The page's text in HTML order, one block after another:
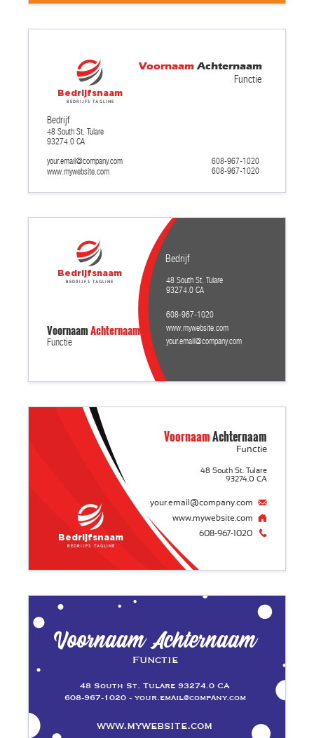
www.mywebsite.com
608-967-1020
608-967-1020
your.email@company.com
48 South St. Tulare
93274.0 CA
Bedrijf
Functie
VoornaamAchternaam
Bedrijfsnaam
Bedrijfs tagline
Functie
VoornaamAchternaam
your.email@company.com
608-967-1020
www.mywebsite.com
Bedrijf
48 South St. Tulare
93274.0 CA
Bedrijfsnaam
Bedrijfs tagline
608-967-1020
www.mywebsite.com
your.email@company.com
Functie
48 South St. Tulare
93274.0 CA
VoornaamAchternaam
Bedrijfsnaam
Bedrijfs tagline
www.mywebsite.com
48 South St. Tulare 93274.0 CA
608-967-1020 - your.email@company.com
Voornaam Achternaam
Functie